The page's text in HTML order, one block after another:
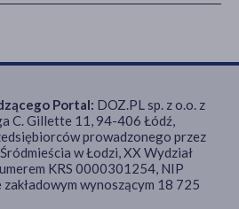
Portal: DOZ.PL sp. z o.o. z
C. Gillette 11, 94-406 Łódź,
prowadzonego przez
w Łodzi, XX Wydział
KRS 0000301254, NIP
wynoszącym 18 725